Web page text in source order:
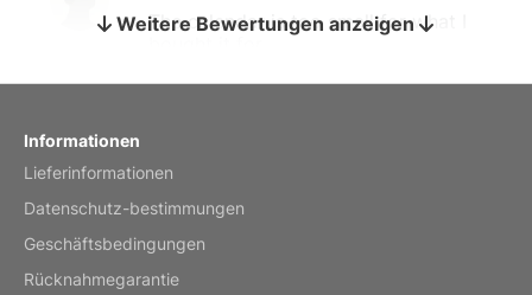
by charles
The calendar is too small for what I
Weitere Bewertungen anzeigen
Informationen
Lieferinformationen
Datenschutz-bestimmungen
Geschäftsbedingungen
Rücknahmegarantie